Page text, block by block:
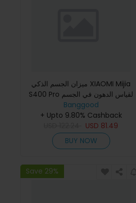
ميزان الجسم الذكي XIAOMI Mijia
S400 Pro لقياس الدهون في الجسم
25 مقياس شاشة TFT 3.5 تردد مزدوج
BIA بلوتوث 5.1 دقة عالية
Banggood
+ Upto 9.80% Cashback
USD 81.49
BUY NOW
Save 29%